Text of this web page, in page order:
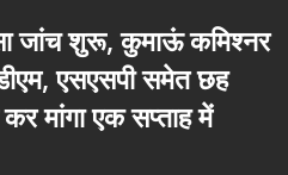
जांच शुरू, कुमाऊं कमिश्नर
एसएसपी समेत छह
मांगा एक सप्ताह में